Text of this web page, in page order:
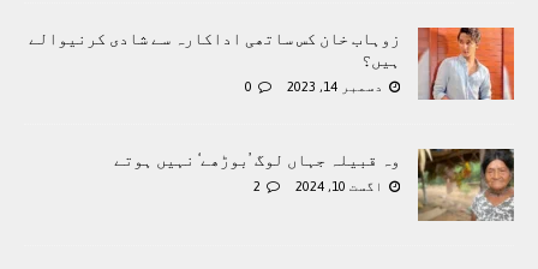
زوہاب خان کس ساتھی اداکارہ سے شادی کرنیوالے
ہیں؟
دسمبر 14, 2023 0
وہ قبیلہ جہاں لوگ ’بوڑھے‘ نہیں ہوتے
اگست 10, 2024 2